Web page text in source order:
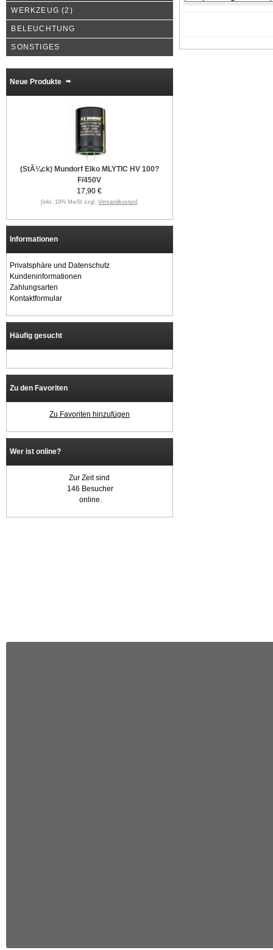
WERKZEUG (2)
BELEUCHTUNG
SONSTIGES
Neue Produkte
(StÃ¼ck) Mundorf Elko MLYTIC HV 100?
F/450V
17,90 €
[inkl. 19% MwSt zzgl.Versandkosten]
Informationen
Privatsphäre und Datenschutz
Kundeninformationen
Zahlungsarten
Kontaktformular
Häufig gesucht
Zu den Favoriten
Zu Favoriten hinzufügen
Wer ist online?
Zur Zeit sind
146 Besucher
online.